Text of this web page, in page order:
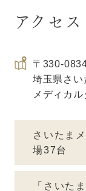
アクセス
〒330-
埼玉県さ
メディカ
さいたま
場37台
「さいた